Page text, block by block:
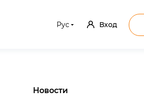
Рус Вход
Новости